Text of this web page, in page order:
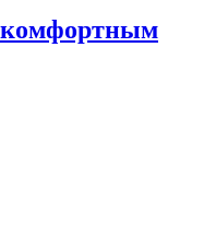
комфортным